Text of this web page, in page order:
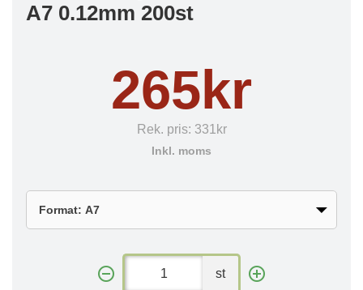
A7 0.12mm 200st
265kr
Rek. pris: 331kr
Inkl. moms
st